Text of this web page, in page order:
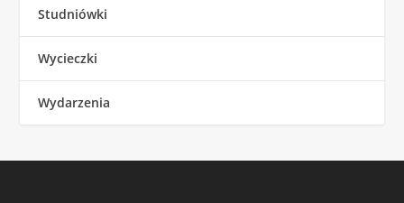
Studniówki
Wycieczki
Wydarzenia